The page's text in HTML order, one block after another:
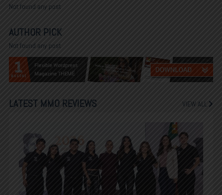
Not found any post
AUTHOR PICK
Not found any post
LATEST MMO REVIEWS VIEW ALL